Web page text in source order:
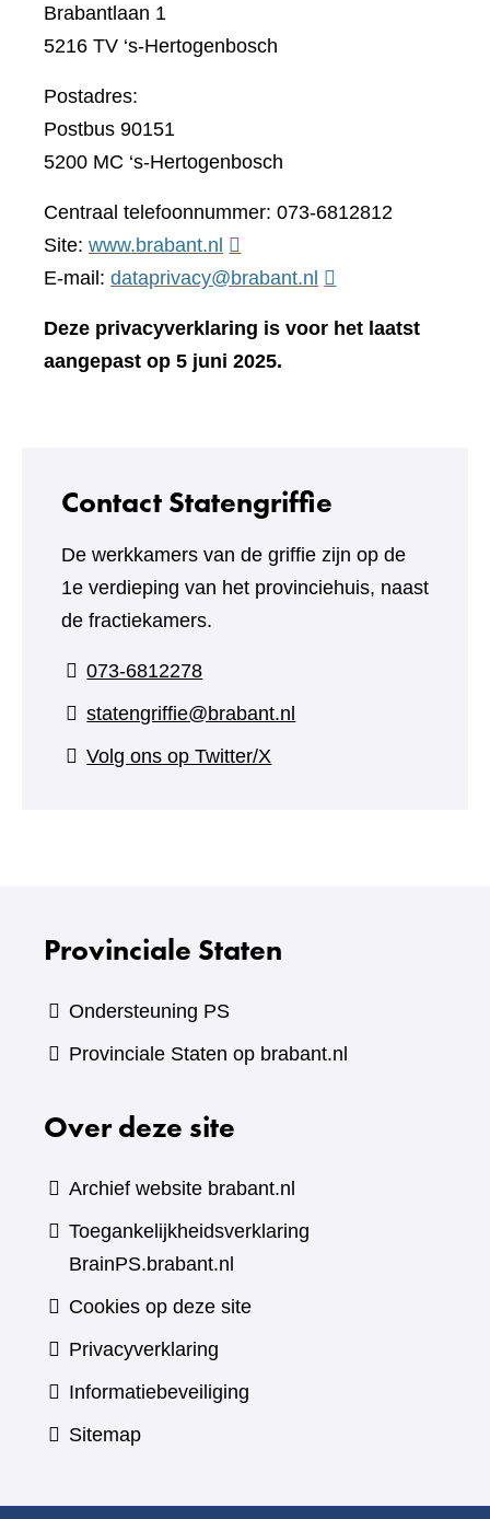
Brabantlaan 1
5216 TV ‘s-Hertogenbosch
Postadres:
Postbus 90151
5200 MC ‘s-Hertogenbosch
Centraal telefoonnummer: 073-6812812
Site: www.brabant.nl (verwijst
naar
andere
E-mail: dataprivacy@brabant.nl
Deze privacyverklaring is voor het laatst
aangepast op 5 juni 2025.
Contact Statengriffie
De werkkamers van de griffie zijn op de
1e verdieping van het provinciehuis, naast
de fractiekamers.
073-6812278
statengriffie@brabant.nl
Volg ons op Twitter/X
Provinciale Staten
Ondersteuning PS
Provinciale Staten op brabant.nl
Over deze site
Archief website brabant.nl
Toegankelijkheidsverklaring
BrainPS.brabant.nl
Cookies op deze site
Privacyverklaring
Informatiebeveiliging
Sitemap